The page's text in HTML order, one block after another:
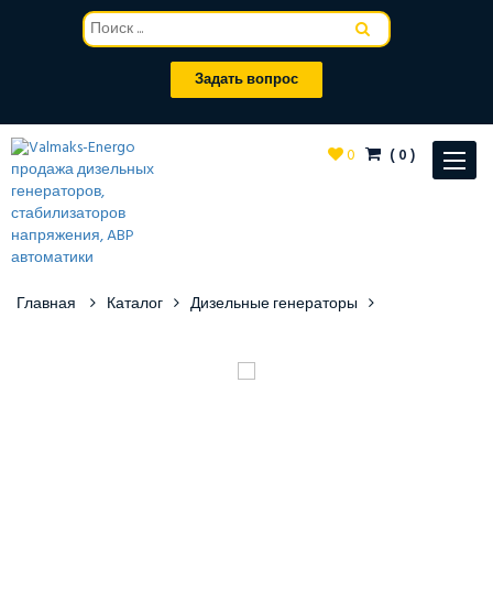
Задать вопрос
Toggle
0 (0)
Главная Каталог Дизельные генераторы